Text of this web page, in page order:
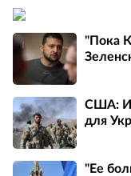
"Пока
США:
для
"Ее